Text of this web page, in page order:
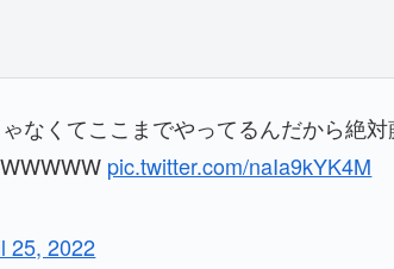
なくてここまでやってるんだから絶
pic.twitter.com/naIa9kYK4M
25, 2022